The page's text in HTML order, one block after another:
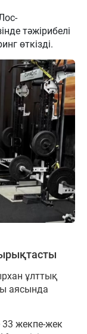
тәжірибелі
өткізді.
ұлттық
аясында
жекпе-жек